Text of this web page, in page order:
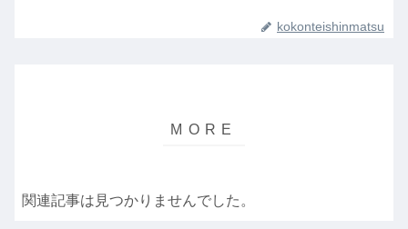
kokonteishinmatsu
関連記事は見つかりませんでした。